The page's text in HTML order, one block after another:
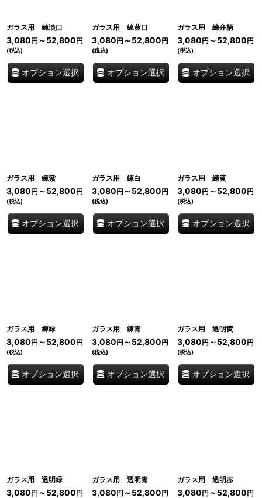
ガラス用 練淡口
3,080円 ～52,800円
(税込)
オプション選択
ガラス用 練黄口
3,080円 ～52,800円
(税込)
オプション選択
ガラス用 練弁柄
3,080円 ～52,800円
(税込)
オプション選択
ガラス用 練紫
3,080円 ～52,800円
(税込)
オプション選択
ガラス用 練白
3,080円 ～52,800円
(税込)
オプション選択
ガラス用 練黄
3,080円 ～52,800円
(税込)
オプション選択
ガラス用 練緑
3,080円 ～52,800円
(税込)
オプション選択
ガラス用 練青
3,080円 ～52,800円
(税込)
オプション選択
ガラス用 透明黄
3,080円 ～52,800円
(税込)
オプション選択
ガラス用 透明緑
3,080円 ～52,800円
ガラス用 透明青
3,080円 ～52,800円
ガラス用 透明赤
3,080円 ～52,800円